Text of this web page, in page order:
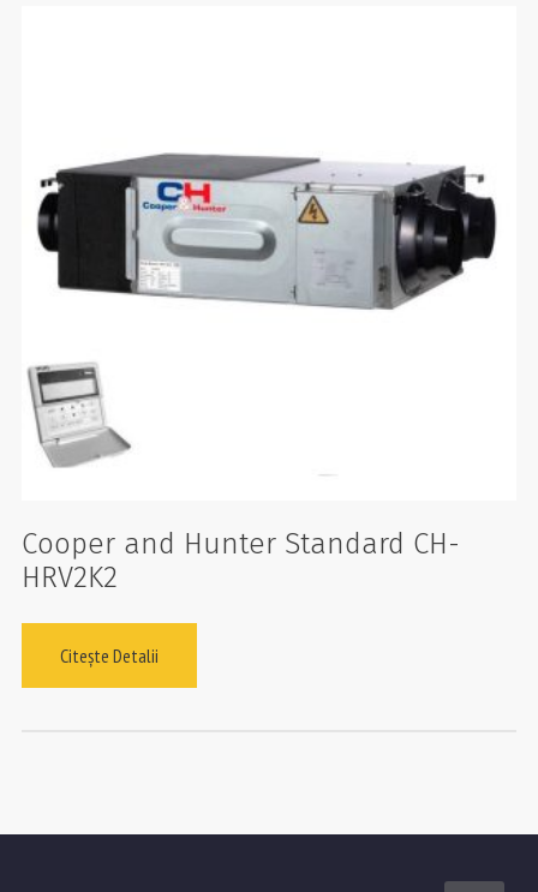
Cooper and Hunter Standard CH-
HRV2K2
Citește Detalii